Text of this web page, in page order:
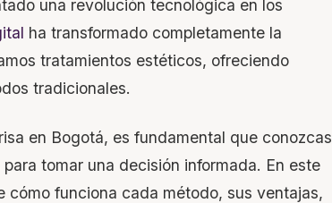
una revolución tecnológica en los
ha transformado completamente la
tratamientos estéticos, ofreciendo
tradicionales.
en Bogotá, es fundamental que conozcas
tomar una decisión informada. En este
cómo funciona cada método, sus ventajas,